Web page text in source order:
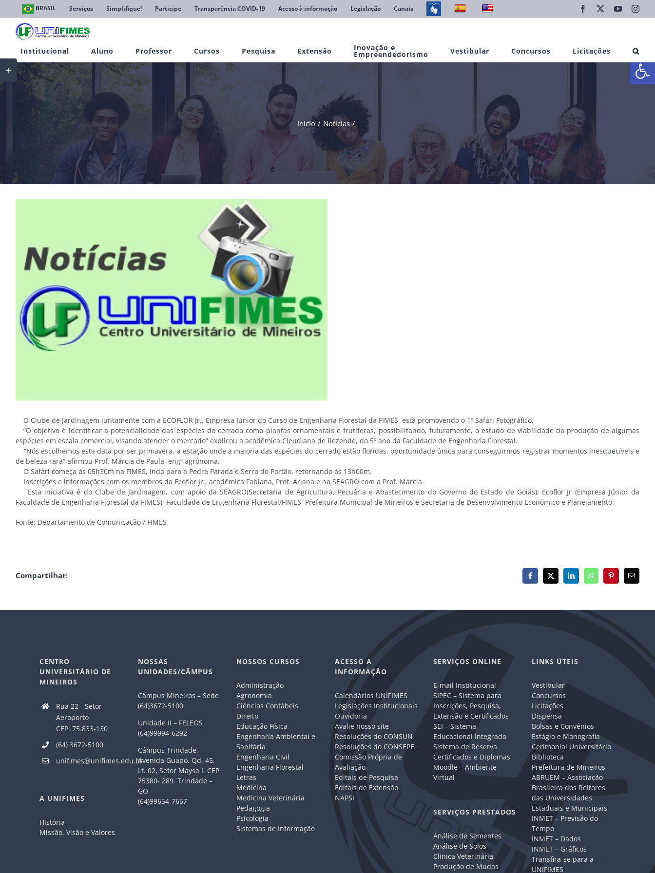
Abrir
conteúdo
BRASIL Serviços Simplifique! Participe Transparência COVID-19 Acesso à informação Legislação Canais Facebook YouTube
Institucional Aluno Professor Cursos Pesquisa Extensão Inovação e
Empreendedorismo Vestibular Concursos Licitações
Início Notícias
O Clube de Jardinagem juntamente com a ECOFLOR Jr., Empresa Júnior do Curso de Engenharia Florestal da FIMES, está promovendo o 1º Safári Fotográfico.
“O objetivo é identificar a potencialidade das espécies do cerrado como plantas ornamentais e frutíferas, possibilitando, futuramente, o estudo de viabilidade da produção de algumas
espécies em escala comercial, visando atender o mercado” explicou a acadêmica Cleudiana de Rezende, do 5º ano da Faculdade de Engenharia Florestal.
“Nós escolhemos esta data por ser primavera, a estação onde a maioria das espécies do cerrado estão floridas, oportunidade única para conseguirmos registrar momentos inesquecíveis e
de beleza rara” afirmou Prof. Márcia de Paula, engª agrônoma.
O Safári começa às 05h30m na FIMES, indo para a Pedra Parada e Serra do Portão, retornando às 13h00m.
Inscrições e informações com os membros da Ecoflor Jr., acadêmica Fabiana, Prof. Ariana e na SEAGRO com a Prof. Márcia.
Esta iniciativa é do Clube de Jardinagem, com apoio da SEAGRO(Secretaria de Agricultura, Pecuária e Abastecimento do Governo do Estado de Goiás); Ecoflor Jr (Empresa Júnior da
Faculdade de Engenharia Florestal da FIMES); Faculdade de Engenharia Florestal/FIMES; Prefeitura Municipal de Mineiros e Secretaria de Desenvolvimento Econômico e Planejamento.
Fonte: Departamento de Comunicação / FIMES
Compartilhar: Facebook
X LinkedInWhatsAppPinterest
E-
mail
CENTRO
UNIVERSITÁRIO DE
MINEIROS
Rua 22 - Setor
Aeroporto
CEP: 75.833-130
(64) 3672-5100
unifimes@unifimes.edu.br
A UNIFIMES
História
Missão, Visão e Valores
NOSSAS
UNIDADES/CÂMPUS
Câmpus Mineiros – Sede
(64)3672-5100
Unidade II – FELEOS
(64)99994-6292
Câmpus Trindade.
Avenida Guapó, Qd. 45,
Lt. 02, Setor Maysa I. CEP
75380- 289. Trindade –
GO
(64)99654-7657
NOSSOS CURSOS
Administração
Agronomia
Ciências Contábeis
Direito
Educação Física
Engenharia Ambiental e
Sanitária
Engenharia Civil
Engenharia Florestal
Letras
Medicina
Medicina Veterinária
Pedagogia
Psicologia
Sistemas de Informação
ACESSO A
INFORMAÇÃO
Calendários UNIFIMES
Legislações Institucionais
Ouvidoria
Avalie nosso site
Resoluções do CONSUN
Resoluções do CONSEPE
Comissão Própria de
Avaliação
Editais de Pesquisa
Editais de Extensão
NAPSI
SERVIÇOS ONLINE
E-mail Institucional
SIPEC – Sistema para
Inscrições, Pesquisa,
Extensão e Certificados
SEI – Sistema
Educacional Integrado
Sistema de Reserva
Certificados e Diplomas
Moodle – Ambiente
Virtual
SERVIÇOS PRESTADOS
Análise de Sementes
Análise de Solos
Clínica Veterinária
Produção de Mudas
LINKS ÚTEIS
Vestibular
Concursos
Licitações
Dispensa
Bolsas e Convênios
Estágio e Monografia
Cerimonial Universitário
Biblioteca
Prefeitura de Mineiros
ABRUEM – Associação
Brasileira dos Reitores
das Universidades
Estaduais e Municipais
INMET – Previsão do
Tempo
INMET – Dados
INMET – Gráficos
Transfira-se para a
UNIFIMES
Toggle
Sliding
Bar